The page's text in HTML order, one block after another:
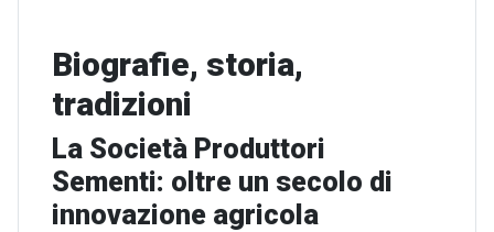
Biografie, storia,
tradizioni
La Società Produttori
Sementi: oltre un secolo di
innovazione agricola